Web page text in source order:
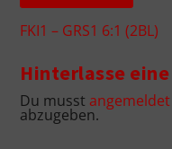
FKI1 – GRS1 6:1 (2BL)
Hinterlasse
Du musst angemeldet
abzugeben.